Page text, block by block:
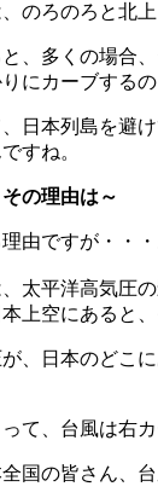
のろのろと北上
、多くの場合、
にカーブするの
日本列島を避け
すね。
の理由は～
由ですが・・・
太平洋高気圧の
上空にあると
、日本のどこ
て、台風は右カ
国の皆さん、台